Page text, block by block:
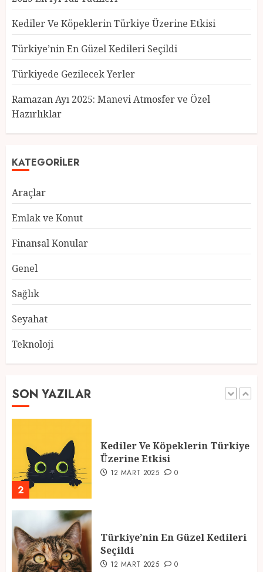
Kediler Ve Köpeklerin Türkiye Üzerine Etkisi
Türkiye’nin En Güzel Kedileri Seçildi
Türkiyede Gezilecek Yerler
Ramazan Ayı 2025: Manevi Atmosfer ve Özel
Hazırlıklar
KATEGORILER
Araçlar
Emlak ve Konut
Finansal Konular
Genel
Sağlık
Seyahat
Teknoloji
SON YAZILAR
Türkiye’nin En Güzel Kedileri
Seçildi
12 MART 2025
4
5
1
2025 En İyi Yaz Tatilleri
2
Kediler Ve Köpeklerin Türkiye
Üzerine Etkisi
12 MART 2025 0
Türkiye’nin En Güzel Kedileri
Seçildi
12 MART 2025 0